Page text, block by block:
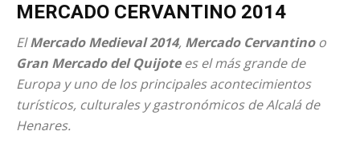
MERCADO CERVANTINO 2014
ElMercado Medieval 2014, Mercado Cervantinoo
Gran Mercado del Quijotees el más grande de
Europa y uno de los principales acontecimientos
turísticos, culturales y gastronómicos de Alcalá de
Henares.